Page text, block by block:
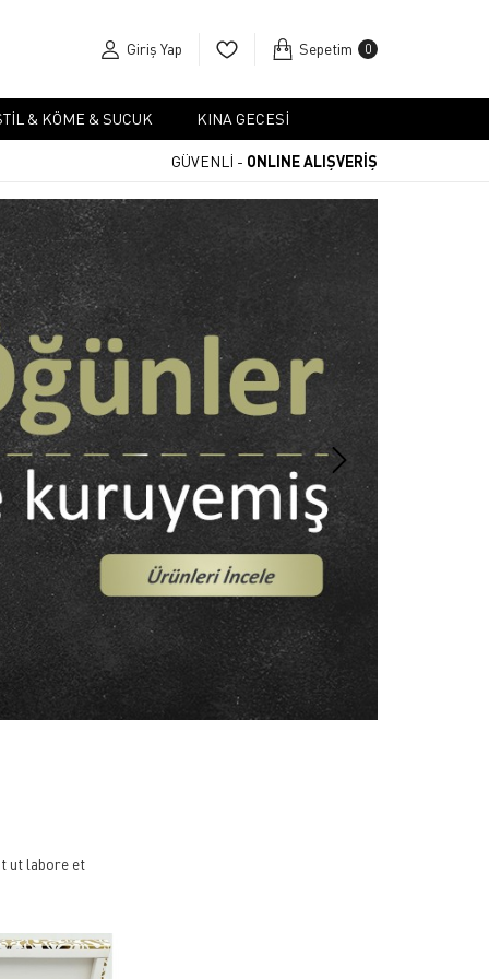
Giriş Yap Sepetim 0
& KÖME & SUCUK KINA GECESI
GÜVENLİ - ONLINE ALIŞVERİŞ
ut labore et